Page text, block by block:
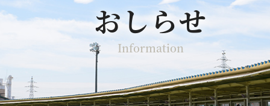
おしらせ
Information